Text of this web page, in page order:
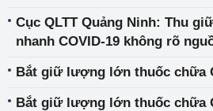
Cục QLTT Quảng Ninh: Thu
nhanh COVID-19 không rõ
Bắt giữ lượng lớn thuốc chữa
Bắt giữ lượng lớn thuốc chữa